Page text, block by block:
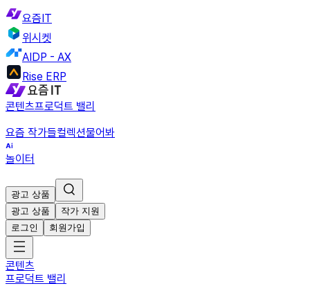
요즘IT
위시켓
AIDP - AX
Rise ERP
콘텐츠프로덕트 밸리
요즘 작가들컬렉션물어봐
놀이터
광고 상품
광고 상품
작가 지원
로그인
회원가입
콘텐츠
프로덕트 밸리